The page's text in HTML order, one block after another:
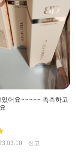
어요~~~~~ 촉촉하고
신고